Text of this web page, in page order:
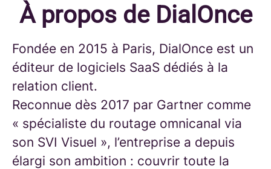
À propos de DialOnce
Fondée en 2015 à Paris, DialOnce est un
éditeur de logiciels SaaS dédiés à la
relation client.
Reconnue dès 2017 par Gartner comme
« spécialiste du routage omnicanal via
son SVI Visuel », l’entreprise a depuis
élargi son ambition : couvrir toute la